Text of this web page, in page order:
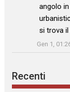
angolo
si trova il
”
Gen 1,
Recenti